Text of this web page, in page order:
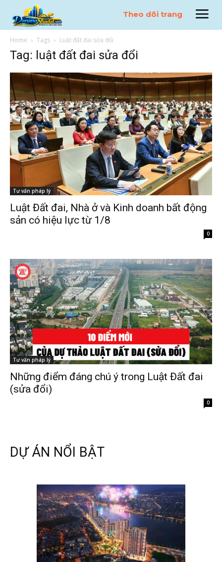
Theo dõi trang
Home Tags Luật đất đai sửa đổi
Tag: luật đất đai sửa đổi
Tư vấn pháp lý
Luật Đất đai, Nhà ở và Kinh doanh bất động
sản có hiệu lực từ 1/8
0
Tư vấn pháp lý
Những điểm đáng chú ý trong Luật Đất đai
(sửa đổi)
0
DỰ ÁN NỔI BẬT